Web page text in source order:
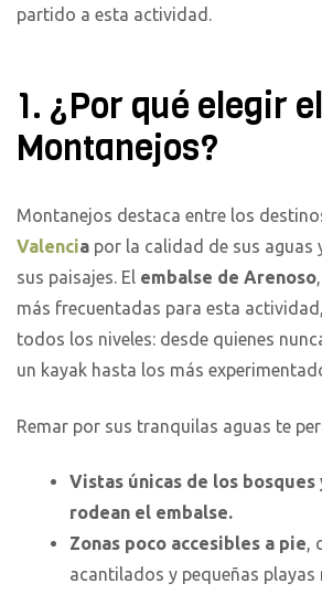
partido a esta actividad.
1. ¿Por qué elegir
Montanejos?
Montanejos destaca entre los
Valencia por la calidad de sus aguas
sus paisajes. El embalse de Arenoso
más frecuentadas para esta
todos los niveles: desde quienes
un kayak hasta los más
Remar por sus tranquilas aguas te
Vistas únicas de los bosques
rodean el embalse.
Zonas poco accesibles a pie,
acantilados y pequeñas playas